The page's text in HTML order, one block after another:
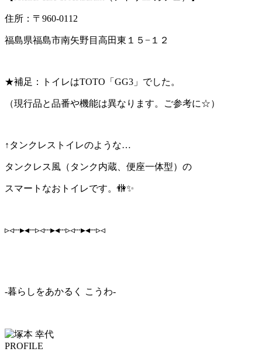
住所：〒960-0112
福島県福島市南矢野目高田東１５−１２
★補足：トイレはTOTO「GG3」でした。
（現行品と品番や機能は異なります。ご参考に☆）
↑タンクレストイレのような…
タンクレス風（タンク内蔵、便座一体型）の
スマートなおトイレです。🚻✨
▹◃┄▸◂┄▹◃┄▸◂┄▹◃┄▸◂┄▹◃
-暮らしをあかるく こうわ-
PROFILE